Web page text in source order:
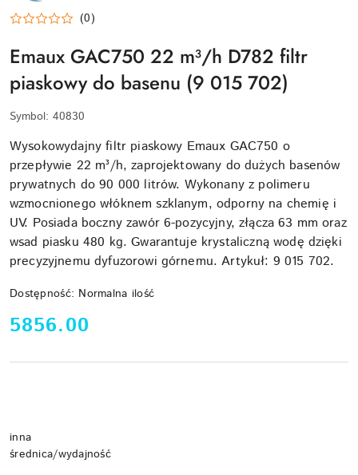
(0)
Emaux GAC750 22 m³/h D782 filtr
piaskowy do basenu (9 015 702)
Symbol: 40830
Wysokowydajny filtr piaskowy Emaux GAC750 o
przepływie 22 m³/h, zaprojektowany do dużych basenów
prywatnych do 90 000 litrów. Wykonany z polimeru
wzmocnionego włóknem szklanym, odporny na chemię i
UV. Posiada boczny zawór 6-pozycyjny, złącza 63 mm oraz
wsad piasku 480 kg. Gwarantuje krystaliczną wodę dzięki
precyzyjnemu dyfuzorowi górnemu. Artykuł: 9 015 702.
Dostępność: Normalna ilość
cena:
5856.00
Wariant
inna
średnica/wydajność